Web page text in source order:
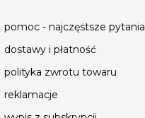
pomoc - najczęstsze pytania
dostawy i płatność
polityka zwrotu towaru
reklamacje